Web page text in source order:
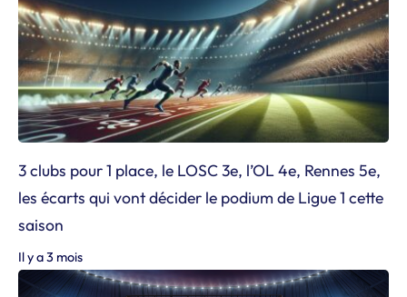
3 clubs pour 1 place, le LOSC 3e, l’OL 4e, Rennes 5e,
les écarts qui vont décider le podium de Ligue 1 cette
saison
Il y a 3 mois